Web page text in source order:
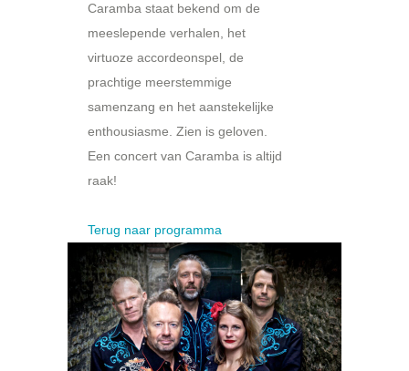
Caramba staat bekend om de
meeslepende verhalen, het
virtuoze accordeonspel, de
prachtige meerstemmige
samenzang en het aanstekelijke
enthousiasme. Zien is geloven.
Een concert van Caramba is altijd
raak!
Terug naar programma